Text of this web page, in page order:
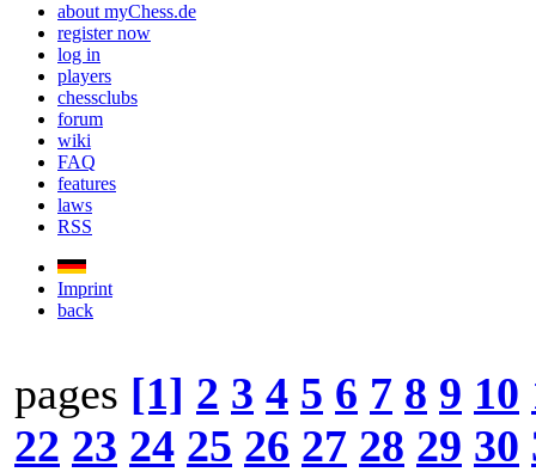
about myChess.de
register now
log in
players
chessclubs
forum
wiki
FAQ
features
laws
RSS
Imprint
back
pages [1] 2 3 4 5 6 7 8 9 10
22 23 24 25 26 27 28 29 30